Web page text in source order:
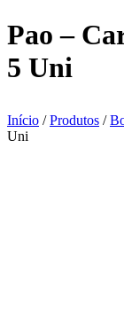
Pao –
5 Uni
Início /Produtos /
Uni